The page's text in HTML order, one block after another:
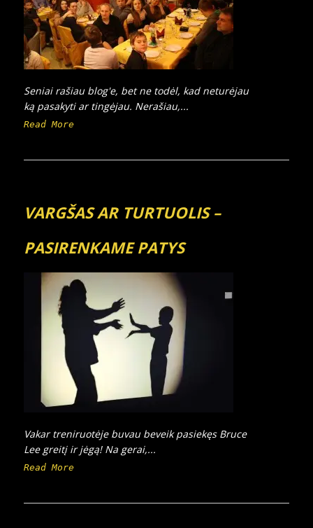
Seniai rašiau blog'e, bet ne todėl, kad neturėjau
ką pasakyti ar tingėjau. Nerašiau,...
Read More
VARGŠAS AR TURTUOLIS –
PASIRENKAME PATYS
Vakar treniruotėje buvau beveik pasiekęs Bruce
Lee greitį ir jėgą! Na gerai,...
Read More